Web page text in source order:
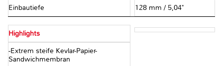
Einbautiefe 128 mm / 5,04"
Highlights
-Extrem steife Kevlar-Papier-
Sandwichmembran